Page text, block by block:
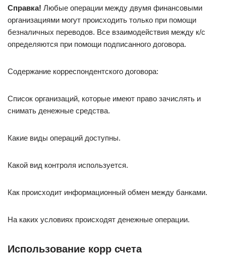
Справка! Любые операции между двумя финансовыми
организациями могут происходить только при помощи
безналичных переводов. Все взаимодействия между к/с
определяются при помощи подписанного договора.
Содержание корреспондентского договора:
Список организаций, которые имеют право зачислять и
снимать денежные средства.
Какие виды операций доступны.
Какой вид контроля используется.
Как происходит информационный обмен между банками.
На каких условиях происходят денежные операции.
Использование корр счета